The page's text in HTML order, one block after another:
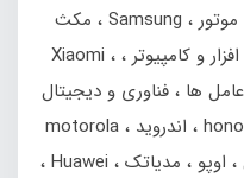
Samsung
مکث
و کامپیوتر
Xiaomi
ها
فناوری و دیجیتال
اندروید
motorola
اوپو مدیاتک
Huawei